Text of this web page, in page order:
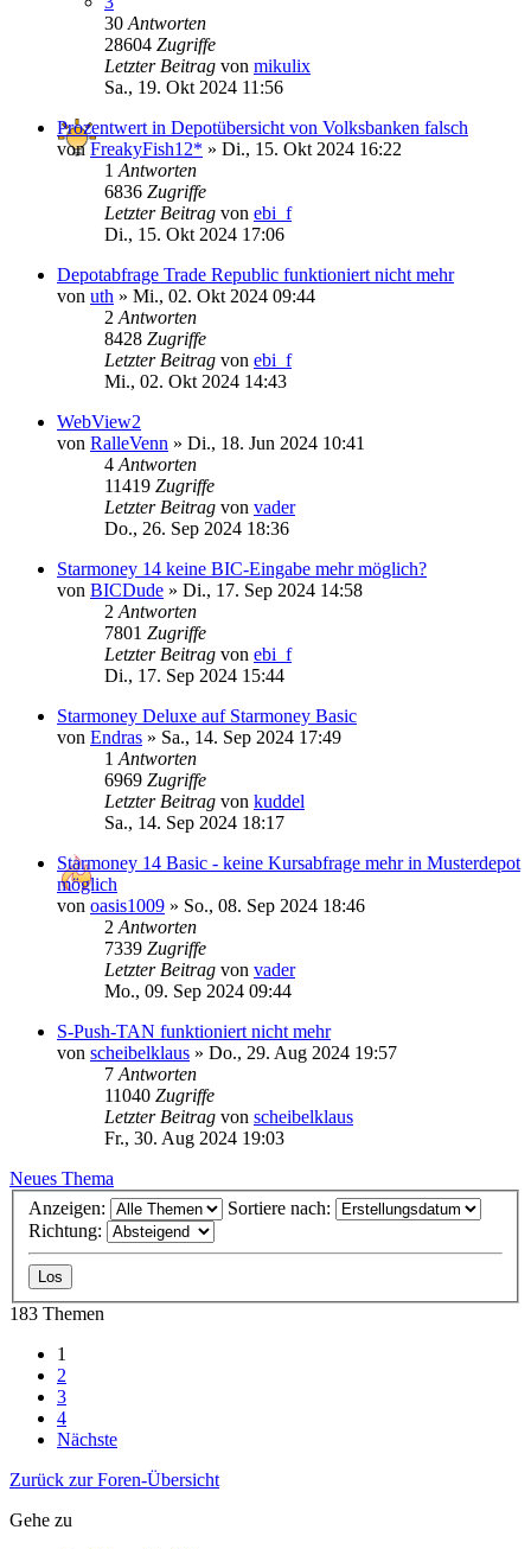
30 Antworten
28604 Zugriffe
Letzter Beitrag von mikulix
Sa., 19. Okt 2024 11:56
Prozentwert in Depotübersicht von Volksbanken falsch
vonFreakyFish12* » Di., 15. Okt 2024 16:22
1 Antworten
6836 Zugriffe
Letzter Beitrag von ebi_f
Di., 15. Okt 2024 17:06
Depotabfrage Trade Republic funktioniert nicht mehr
von uth » Mi., 02. Okt 2024 09:44
2 Antworten
8428 Zugriffe
Letzter Beitrag von ebi_f
Mi., 02. Okt 2024 14:43
WebView2
von RalleVenn » Di., 18. Jun 2024 10:41
4 Antworten
11419 Zugriffe
Letzter Beitrag von vader
Do., 26. Sep 2024 18:36
Starmoney 14 keine BIC-Eingabe mehr möglich?
von BICDude » Di., 17. Sep 2024 14:58
2 Antworten
7801 Zugriffe
Letzter Beitrag von ebi_f
Di., 17. Sep 2024 15:44
Starmoney Deluxe auf Starmoney Basic
von Endras » Sa., 14. Sep 2024 17:49
1 Antworten
6969 Zugriffe
Letzter Beitrag von kuddel
Sa., 14. Sep 2024 18:17
Starmoney 14 Basic - keine Kursabfrage mehr in Musterdepot
möglich
von oasis1009 » So., 08. Sep 2024 18:46
2 Antworten
7339 Zugriffe
Letzter Beitrag von vader
Mo., 09. Sep 2024 09:44
S-Push-TAN funktioniert nicht mehr
von scheibelklaus » Do., 29. Aug 2024 19:57
7 Antworten
11040 Zugriffe
Letzter Beitrag von scheibelklaus
Fr., 30. Aug 2024 19:03
Neues Thema
Anzeigen:
Sortiere nach:
Richtung:
183 Themen
1
2
3
4
Nächste
Zurück zur Foren-Übersicht
Gehe zu